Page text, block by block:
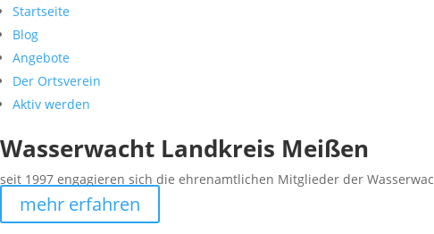
Startseite
Blog
Angebote
Der Ortsverein
Aktiv werden
Wasserwacht Landkreis Meißen
seit 1997 engagieren sich die ehrenamtlichen Mitglieder der
mehr erfahren